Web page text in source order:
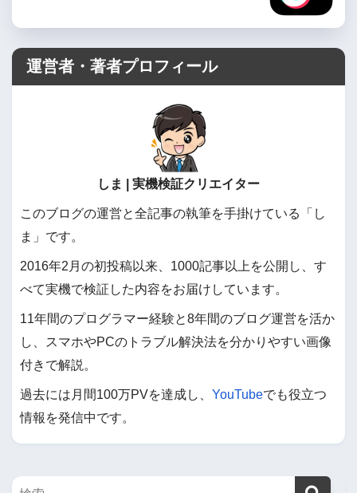
運営者・著者プロフィール
しま | 実機検証クリエイター
このブログの運営と全記事の執筆を手掛けている「し
ま」です。
2016年2月の初投稿以来、1000記事以上を公開し、す
べて実機で検証した内容をお届けしています。
11年間のプログラマー経験と8年間のブログ運営を活か
し、スマホやPCのトラブル解決法を分かりやすい画像
付きで解説。
過去には月間100万PVを達成し、 YouTubeでも役立つ
情報を発信中です。